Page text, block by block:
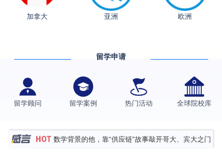
加拿大 亚洲 欧洲
留学申请
留学顾问 留学案例 热门活动 全球院校库
伯明翰大学数字媒体与创意产业硕士录取案例
西南财经大学投资学背景，成功斩获英国名校多份
硕士录取
数学背景的他，靠“供应链”故事敲开哥大、宾大之门